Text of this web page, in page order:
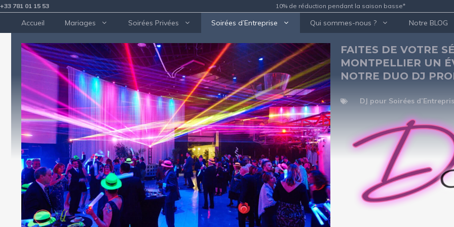
Aller
contenu
+33 781 01 15 53 10% de réduction pendant la saison basse*
Accueil Mariages Soirées Privées Soirées d’Entreprise Qui sommes-nous ? Notre BLOG
FAITES DE VOTRE
MONTPELLIER UN
NOTRE DUO DJ
DJ pour Soirées